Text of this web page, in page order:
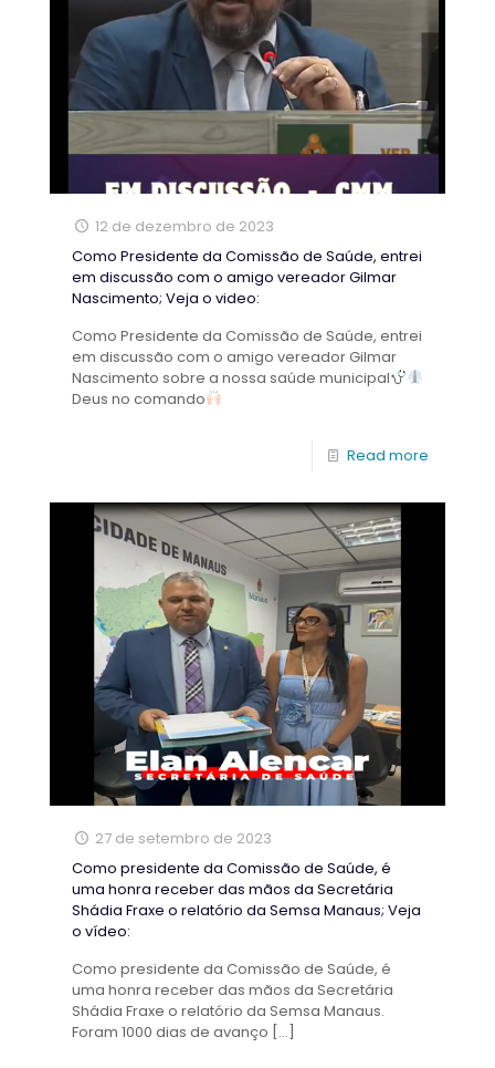
12 de dezembro de 2023
Como Presidente da Comissão de Saúde, entrei
em discussão com o amigo vereador Gilmar
Nascimento; Veja o video:
Como Presidente da Comissão de Saúde, entrei
em discussão com o amigo vereador Gilmar
Nascimento sobre a nossa saúde municipal
Deus no comando
Read more
27 de setembro de 2023
Como presidente da Comissão de Saúde, é
uma honra receber das mãos da Secretária
Shádia Fraxe o relatório da Semsa Manaus; Veja
o vídeo:
Como presidente da Comissão de Saúde, é
uma honra receber das mãos da Secretária
Shádia Fraxe o relatório da Semsa Manaus.
Foram 1000 dias de avanço […]